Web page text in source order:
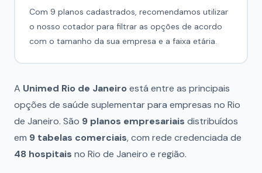
Com 9 planos cadastrados, recomendamos utilizar
o nosso cotador para filtrar as opções de acordo
com o tamanho da sua empresa e a faixa etária.
A Unimed Rio de Janeiro está entre as principais
opções de saúde suplementar para empresas no Rio
de Janeiro. São 9 planos empresariais distribuídos
em 9 tabelas comerciais, com rede credenciada de
48 hospitais no Rio de Janeiro e região.